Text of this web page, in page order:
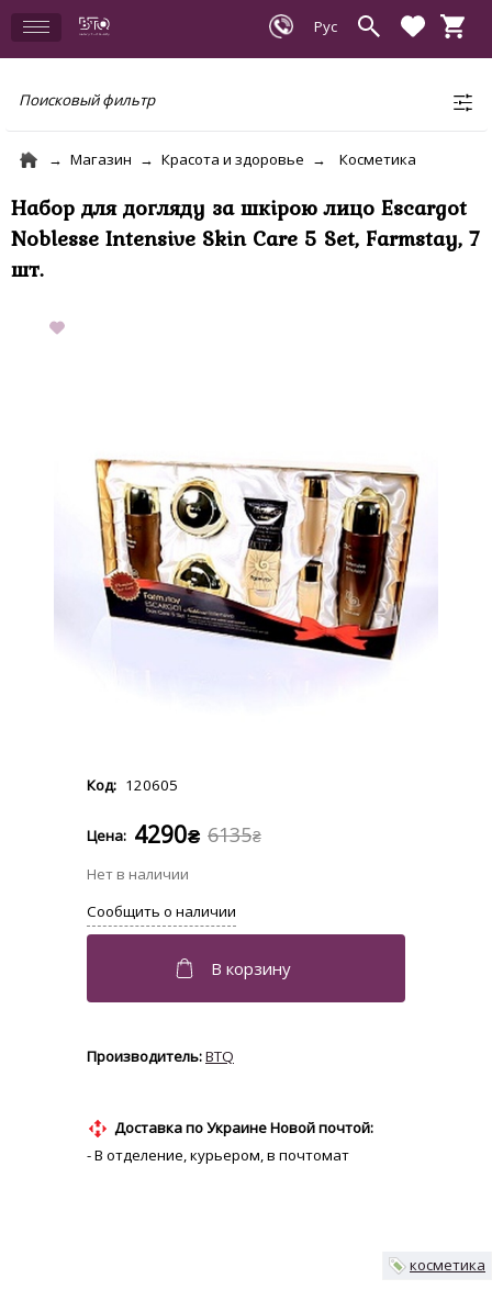
Поисковый фильтр
Магазин Красота и здоровье Косметика
Набор для догляду за шкірою лицо Escargot
Noblesse Intensive Skin Care 5 Set, Farmstay, 7
шт.
120605
6135₴
4290₴
BTQ
Доставка по Украине Новой почтой:
- В отделение, курьером, в почтомат
косметика